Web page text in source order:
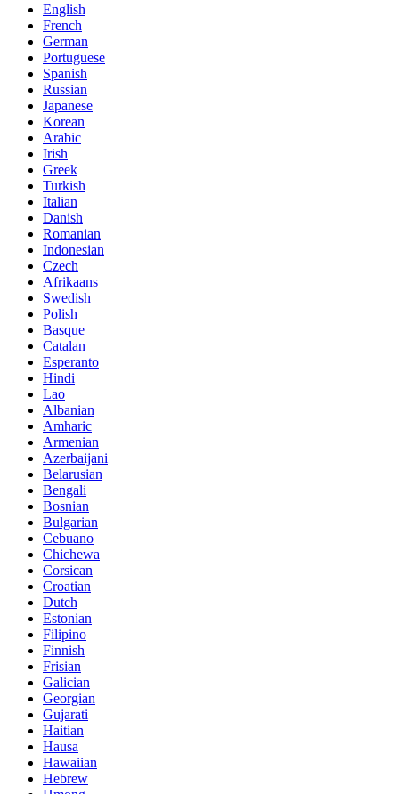
English
French
German
Portuguese
Spanish
Russian
Japanese
Korean
Arabic
Irish
Greek
Turkish
Italian
Danish
Romanian
Indonesian
Czech
Afrikaans
Swedish
Polish
Basque
Catalan
Esperanto
Hindi
Lao
Albanian
Amharic
Armenian
Azerbaijani
Belarusian
Bengali
Bosnian
Bulgarian
Cebuano
Chichewa
Corsican
Croatian
Dutch
Estonian
Filipino
Finnish
Frisian
Galician
Georgian
Gujarati
Haitian
Hausa
Hawaiian
Hebrew